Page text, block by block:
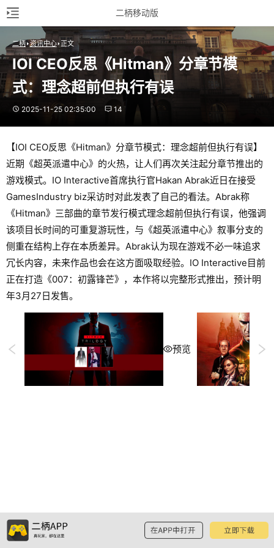
二柄移动版
二柄 资讯中心 正文
IOI CEO反思《Hitman》分章节模
式：理念超前但执行有误
2025-11-25 02:35:00 14
【IOI CEO反思《Hitman》分章节模式：理念超前但执行有误】
近期《超英派遣中心》的火热，让人们再次关注起分章节推出的
游戏模式。IO Interactive首席执行官Hakan Abrak近日在接受
GamesIndustry biz采访时对此发表了自己的看法。Abrak称
《Hitman》三部曲的章节发行模式理念超前但执行有误，他强调
该项目长时间的可重复游玩性，与《超英派遣中心》叙事分支的
侧重在结构上存在本质差异。Abrak认为现在游戏不必一味追求
冗长内容，未来作品也会在这方面吸取经验。IO Interactive目前
正在打造《007：初露锋芒》，本作将以完整形式推出，预计明
年3月27日发售。
预览